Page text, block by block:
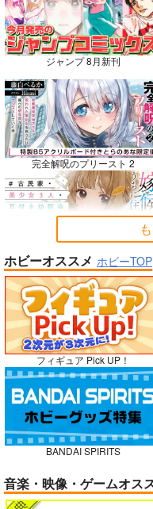
BLUE nankaAkanjin
oOMNIBUS
ハイパーソニックソウ
ル
3,025円 （税込）
カルナ
サンプル
カート
社畜
ペシ
赤茄
専売
あ
七海
No.9
ジャンプ 8月新刊
完全解呪のプリースト 2
嫁候補、うちに住むらしい。 #古民
家・美少女3人・耳付き幼馴染
ガールズゾンビパーティー 5
ケモ耳娘だらけの世界でハーレムに
3
ホビーオススメ ホビーTOP
フィギュア Pick UP！
BANDAI SPIRITS
音楽・映像・ゲームオス